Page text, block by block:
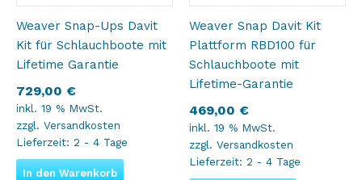
Weaver Snap-Ups Davit
Kit für Schlauchboote mit
Lifetime Garantie
729,00 €
inkl. 19 % MwSt.
zzgl. Versandkosten
Lieferzeit: 2 - 4 Tage
In den Warenkorb
Weaver Snap Davit Kit
Plattform RBD100 für
Schlauchboote mit
Lifetime-Garantie
469,00 €
inkl. 19 % MwSt.
zzgl. Versandkosten
Lieferzeit: 2 - 4 Tage